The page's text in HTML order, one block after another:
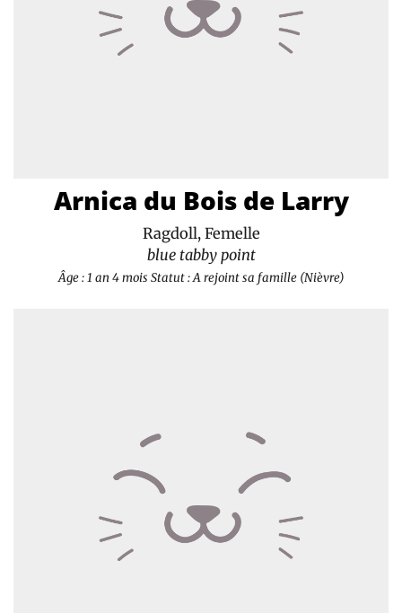
Arnica du Bois de Larry
Ragdoll, Femelle
blue tabby point
Âge : 1 an 4 mois Statut : A rejoint sa famille (Nièvre)